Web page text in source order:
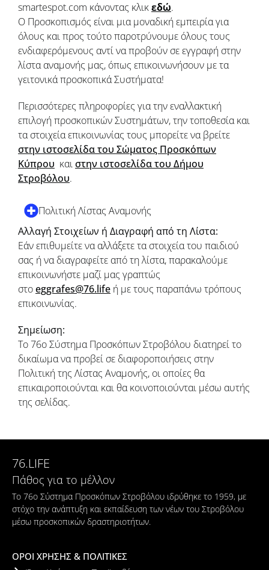
smartespot.com κάνοντας κλικεδώ.
Ο Προσκοπισμός είναι μια μοναδική εμπειρία για
όλους και προς τούτο παροτρύνουμε όλους τους
ενδιαφερόμενους αντί να προβούν σε εγγραφή στην
λίστα αναμονής μας, όπως επικοινωνήσουν με τα
γειτονικά προσκοπικά Συστήματα!
Περισσότερες πληροφορίες για την εναλλακτική
επιλογή προσκοπικών Συστημάτων, την τοποθεσία και
τα στοιχεία επικοινωνίας τους μπορείτε να βρείτε
στην ιστοσελίδα του Σώματος Προσκόπων
Κύπρου καιστην ιστοσελίδα του Δήμου
Στροβόλου.
Πολιτική Λίστας Αναμονής
Αλλαγή Στοιχείων ή Διαγραφή από τη Λίστα:
Εάν επιθυμείτε να αλλάξετε τα στοιχεία του παιδιού
σας ή να διαγραφείτε από τη λίστα, παρακαλούμε
επικοινωνήστε μαζί μας γραπτώς
στοeggrafes@76.life ή με τους παραπάνω τρόπους
επικοινωνίας.
Σημείωση:
Το 76ο Σύστημα Προσκόπων Στροβόλου διατηρεί το
δικαίωμα να προβεί σε διαφοροποιήσεις στην
Πολιτική της Λίστας Αναμονής, οι οποίες θα
επικαιροποιούνται και θα κοινοποιούνται μέσω αυτής
της σελίδας.
76.LIFE
Πάθος για το μέλλον
Το 76ο Σύστημα Προσκόπων Στροβόλου ιδρύθηκε το 1959, με
στόχο την ανάπτυξη και εκπαίδευση των νέων του Στροβόλου
μέσω προσκοπικών δραστηριοτήτων.
ΟΡΟΙ ΧΡΗΣΗΣ & ΠΟΛΙΤΙΚΕΣ